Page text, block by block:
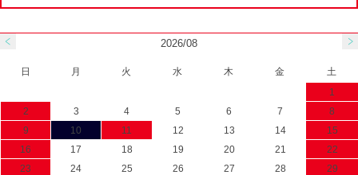
2026/08
日 月 火 水 木 金
土
1
2
3 4 5 6 7
8
9
10 11 12 13 14
15
16
17 18 19 20 21
22
23
24 25 26 27 28
29